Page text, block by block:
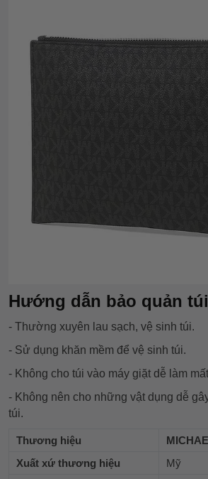
Hướng dẫn bảo quản túi
- Thường xuyên lau sạch, vệ sinh túi.
- Sử dụng khăn mềm để vệ sinh túi.
- Không cho túi vào máy giặt dễ làm
- Không nên cho những vật dụng dễ
túi.
Thương hiệu
Xuất xứ thương hiệu
Mỹ